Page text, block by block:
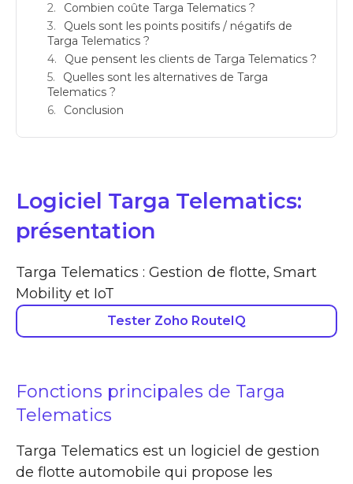
Combien coûte Targa Telematics ?
Quels sont les points positifs / négatifs de
Targa Telematics ?
Que pensent les clients de Targa Telematics ?
Quelles sont les alternatives de Targa
Telematics ?
Conclusion
Logiciel Targa Telematics:
présentation
Targa Telematics : Gestion de flotte, Smart
Mobility et IoT
Tester Zoho RouteIQ
Fonctions principales de Targa
Telematics
Targa Telematics est un logiciel de gestion
de flotte automobile qui propose les